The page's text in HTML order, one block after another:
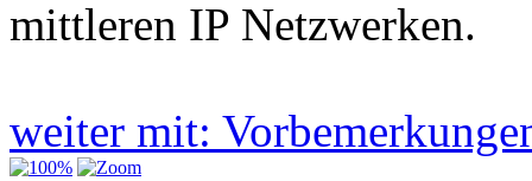
mittleren IP Netzwerken.
weiter mit: